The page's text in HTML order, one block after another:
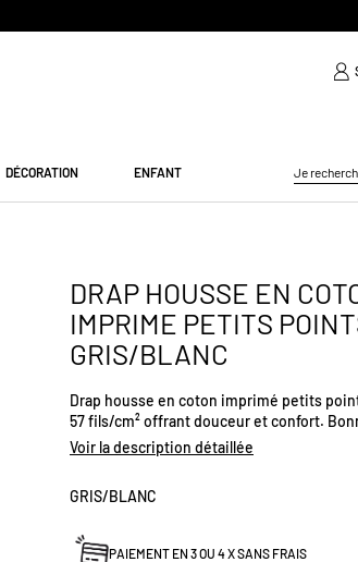
DÉCORATION ENFANT
DRAP HOUSSE EN
IMPRIME PETITS
GRIS/BLANC
Drap housse en coton imprimé petits
57 fils/cm² offrant douceur et confort.
dans son tote bag assorti. Existe en
Voir la description détaillée
GRIS/BLANC
PAIEMENT EN 3 OU 4 X SANS FRAIS